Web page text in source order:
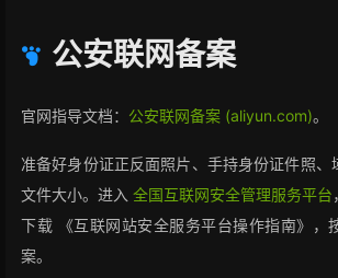
公安联网备案
官网指导文档： 公安联网备案 (aliyun.com)。
准备好身份证正反面照片、手持身份证件照、
文件大小。进入 全国互联网安全管理服务平台
下载 《互联网站安全服务平台操作指南》，
案。